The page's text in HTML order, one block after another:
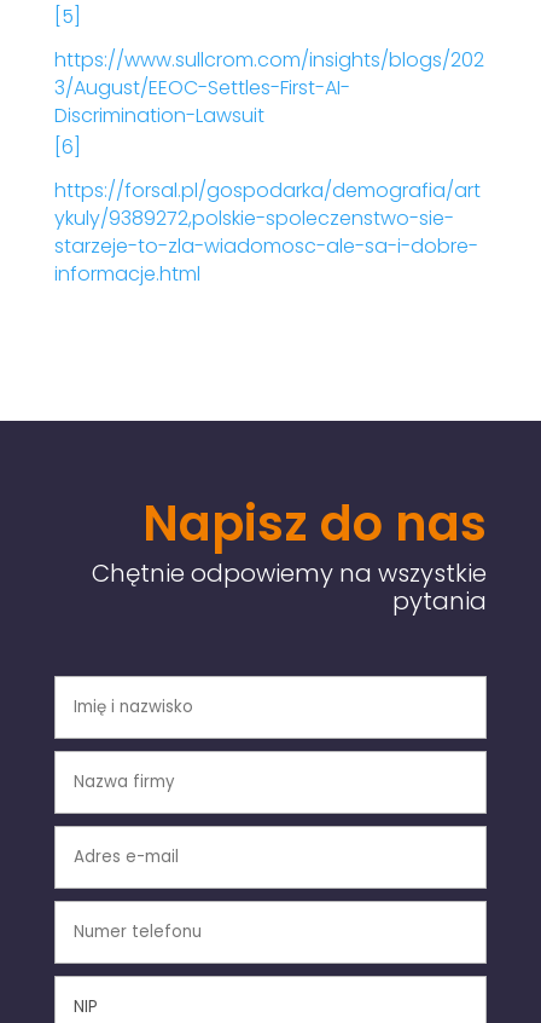
[5]
https://www.sullcrom.com/insights/blogs/202
3/August/EEOC-Settles-First-AI-
Discrimination-Lawsuit
[6]
https://forsal.pl/gospodarka/demografia/art
ykuly/9389272,polskie-spoleczenstwo-sie-
starzeje-to-zla-wiadomosc-ale-sa-i-dobre-
informacje.html
Napisz do nas
Chętnie odpowiemy na wszystkie
pytania